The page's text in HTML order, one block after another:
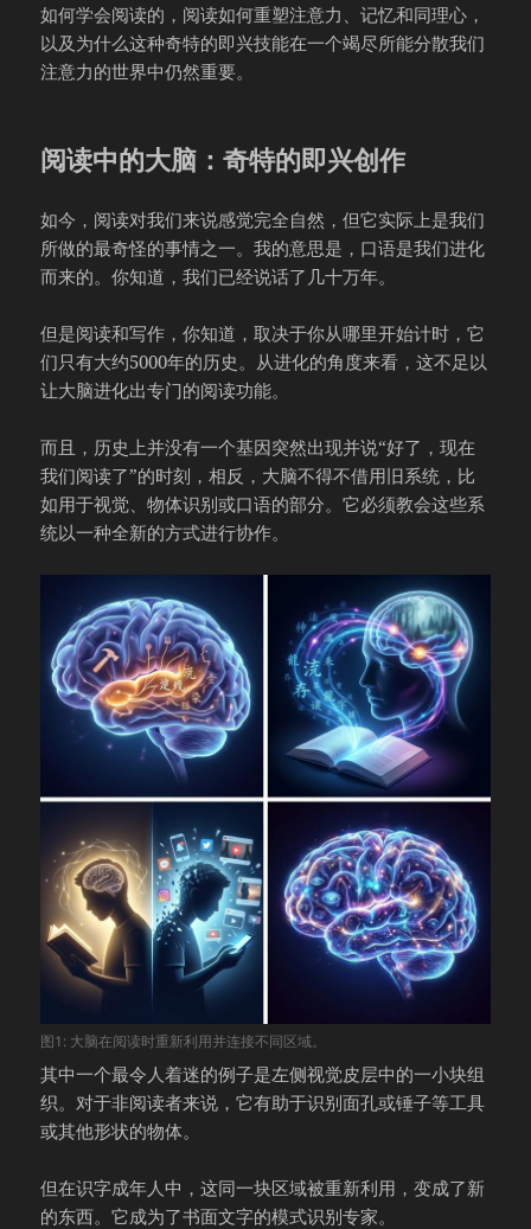
如何学会阅读的，阅读如何重塑注意力、记忆和同理心，
以及为什么这种奇特的即兴技能在一个竭尽所能分散我们
注意力的世界中仍然重要。
阅读中的大脑：奇特的即兴创作
如今，阅读对我们来说感觉完全自然，但它实际上是我们
所做的最奇怪的事情之一。我的意思是，口语是我们进化
而来的。你知道，我们已经说话了几十万年。
但是阅读和写作，你知道，取决于你从哪里开始计时，它
们只有大约5000年的历史。从进化的角度来看，这不足以
让大脑进化出专门的阅读功能。
而且，历史上并没有一个基因突然出现并说“好了，现在
我们阅读了”的时刻，相反，大脑不得不借用旧系统，比
如用于视觉、物体识别或口语的部分。它必须教会这些系
统以一种全新的方式进行协作。
图1: 大脑在阅读时重新利用并连接不同区域。
其中一个最令人着迷的例子是左侧视觉皮层中的一小块组
织。对于非阅读者来说，它有助于识别面孔或锤子等工具
或其他形状的物体。
但在识字成年人中，这同一块区域被重新利用，变成了新
的东西。它成为了书面文字的模式识别专家。